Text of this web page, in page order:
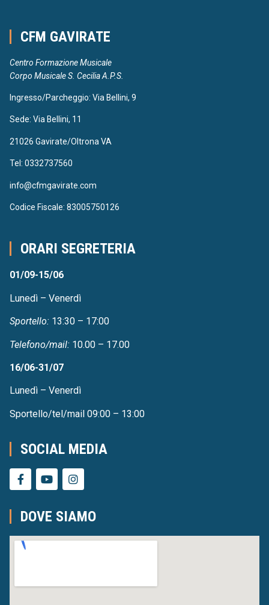
CFM GAVIRATE
Centro Formazione Musicale
Corpo Musicale S. Cecilia A.P.S.
Ingresso/Parcheggio: Via Bellini, 9
Sede: Via Bellini, 11
21026 Gavirate/Oltrona VA
Tel: 0332737560
info@cfmgavirate.com
Codice Fiscale: 83005750126
ORARI SEGRETERIA
01/09-15/06
Lunedì – Venerdì
Sportello: 13:30 – 17:00
Telefono/mail: 10.00 – 17.00
16/06-31/07
Lunedì – Venerdì
Sportello/tel/mail 09:00 – 13:00
SOCIAL MEDIA
DOVE SIAMO